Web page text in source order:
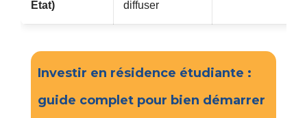
État)
diffuser
Investir en résidence étudiante :
guide complet pour bien démarrer